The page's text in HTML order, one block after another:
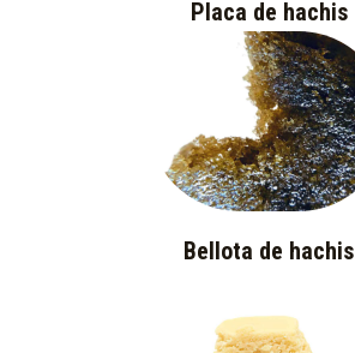
Placa de hachis
Bellota de hachis